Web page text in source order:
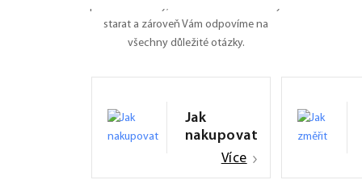
pro Vás manuály, naučíme Vás se o rolety
starat a zároveň Vám odpovíme na
všechny důležité otázky.
Jak
nakupovat
Více